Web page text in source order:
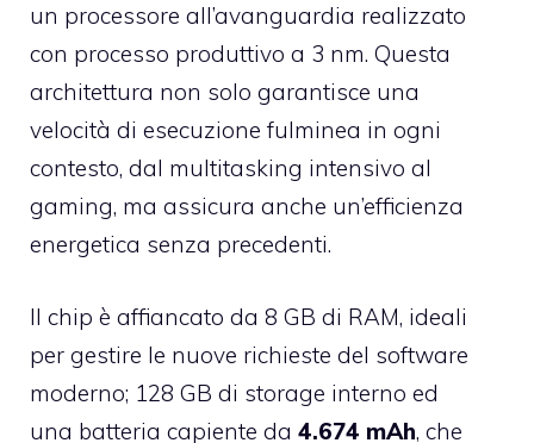
un processore all’avanguardia realizzato
con processo produttivo a 3 nm. Questa
architettura non solo garantisce una
velocità di esecuzione fulminea in ogni
contesto, dal multitasking intensivo al
gaming, ma assicura anche un’efficienza
energetica senza precedenti.
Il chip è affiancato da 8 GB di RAM, ideali
per gestire le nuove richieste del software
moderno; 128 GB di storage interno ed
una batteria capiente da 4.674 mAh, che